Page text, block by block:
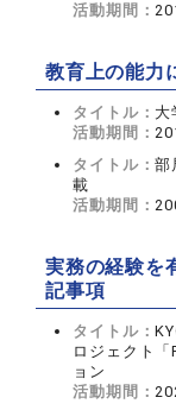
活動期間：
教育上の能力
タイトル： 大
活動期間：
タイトル：部
載
活動期間：
実務の経験を
記事項
タイトル：
ロジェクト
ョン
活動期間：